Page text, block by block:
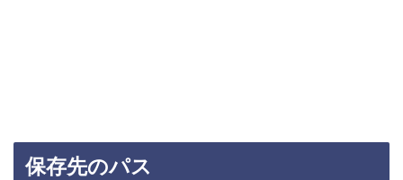
保存先のパス